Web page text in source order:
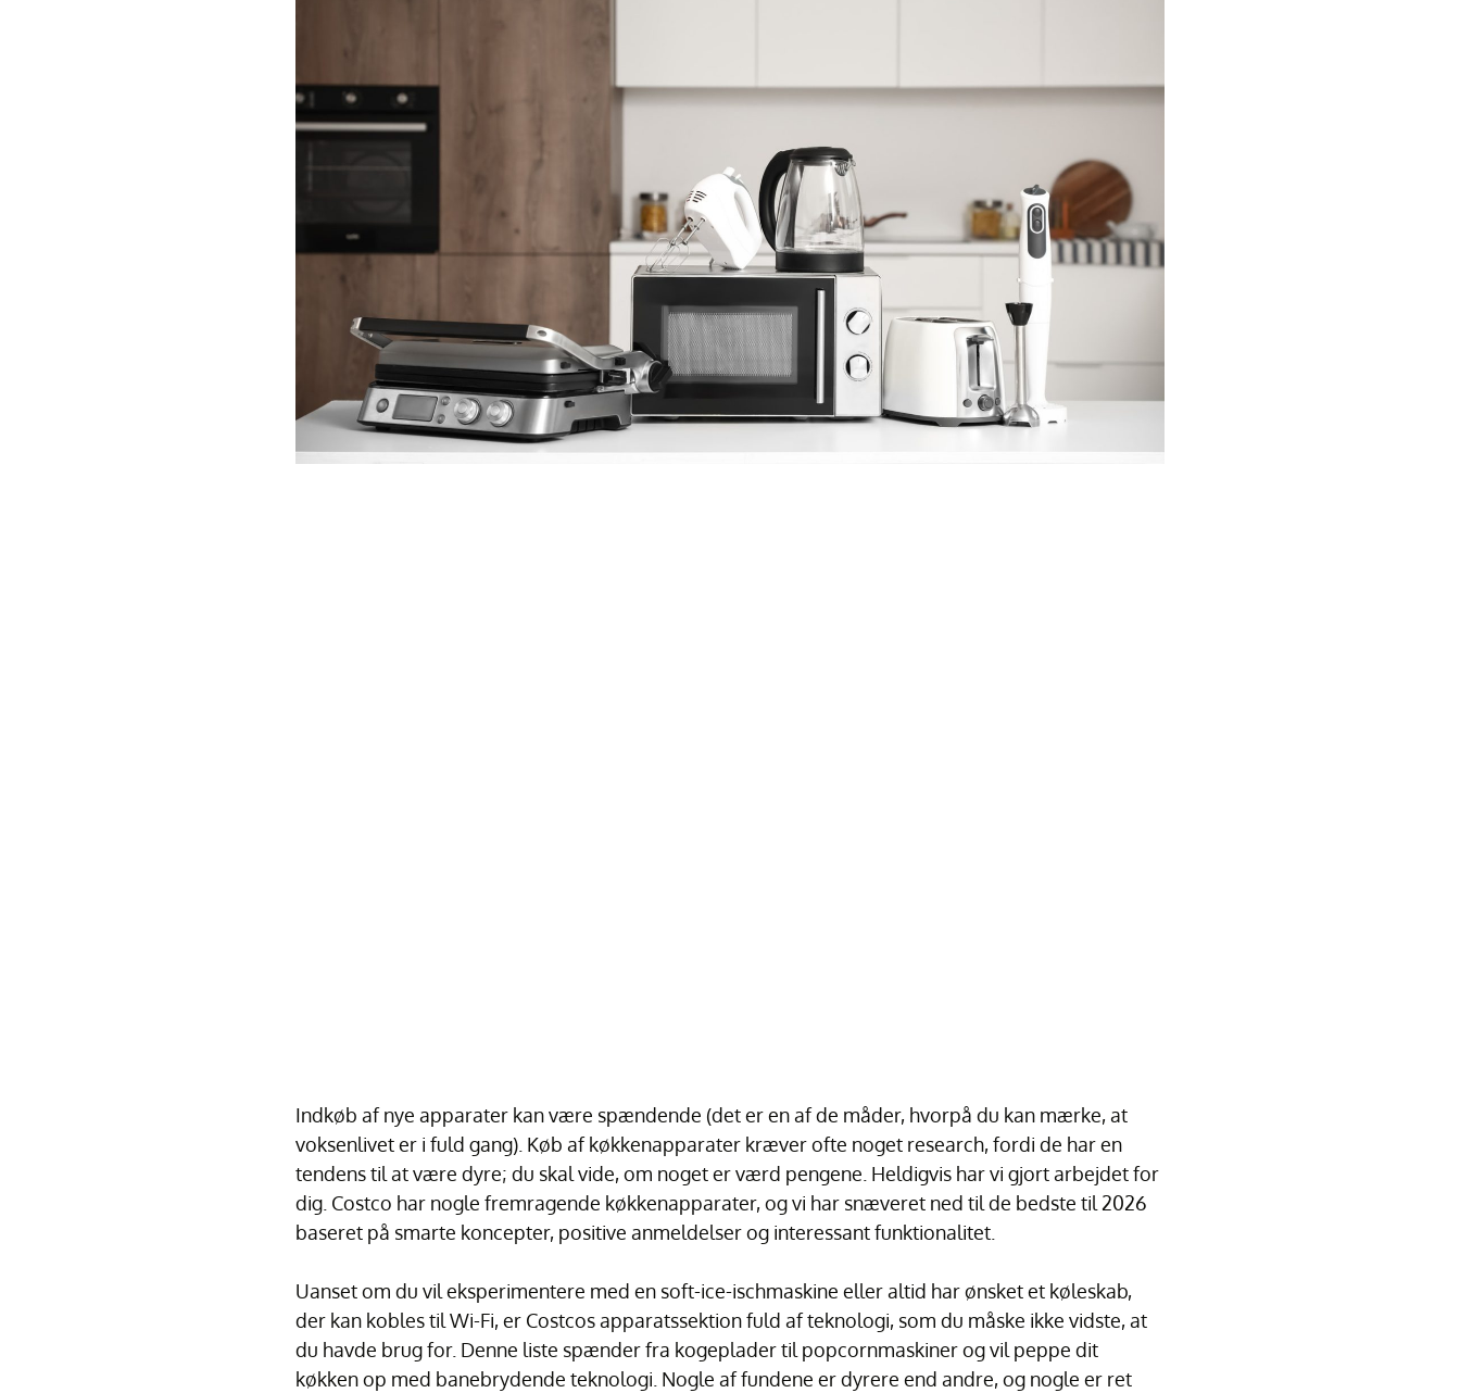
Indkøb af nye apparater kan være spændende (det er en af de måder, hvorpå du kan mærke, at
voksenlivet er i fuld gang). Køb af køkkenapparater kræver ofte noget research, fordi de har en
tendens til at være dyre; du skal vide, om noget er værd pengene. Heldigvis har vi gjort arbejdet for
dig. Costco har nogle fremragende køkkenapparater, og vi har snæveret ned til de bedste til 2026
baseret på smarte koncepter, positive anmeldelser og interessant funktionalitet.
Uanset om du vil eksperimentere med en soft-ice-ischmaskine eller altid har ønsket et køleskab,
der kan kobles til Wi-Fi, er Costcos apparatssektion fuld af teknologi, som du måske ikke vidste, at
du havde brug for. Denne liste spænder fra kogeplader til popcornmaskiner og vil peppe dit
køkken op med banebrydende teknologi. Nogle af fundene er dyrere end andre, og nogle er ret